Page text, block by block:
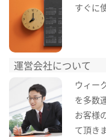
すぐに
運営会社について
ウィー
を多数
お客様
て頂き